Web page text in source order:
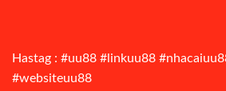
Hastag : #uu88 #linkuu88
#websiteuu88